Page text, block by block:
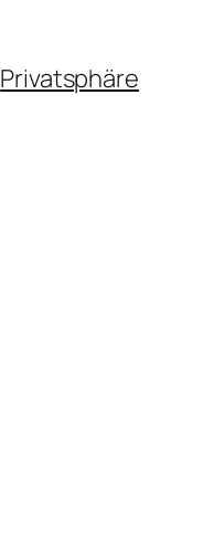
Privatsphäre